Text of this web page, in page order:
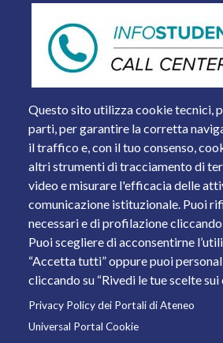
Questo sito utilizza cookie tecnici,
parti, per garantire la corretta
il traffico e, con il tuo consenso,
altri strumenti di tracciamento di
video e misurare l'efficacia delle
comunicazione istituzionale. Puoi
necessari e di profilazione
Puoi scegliere di acconsentirne
“Accetta tutti” oppure puoi
cliccando su “Rivedi le tue scelte sui
Privacy Policy dei Portali di Ateneo
Universal Portal Cookie
Piazza del Mercato, 15 - 25121 Brescia
Tel. +39 030 2988.1 PEC:
Partita IVA: 01773710171 Codice
© 2011 Università degli Studi